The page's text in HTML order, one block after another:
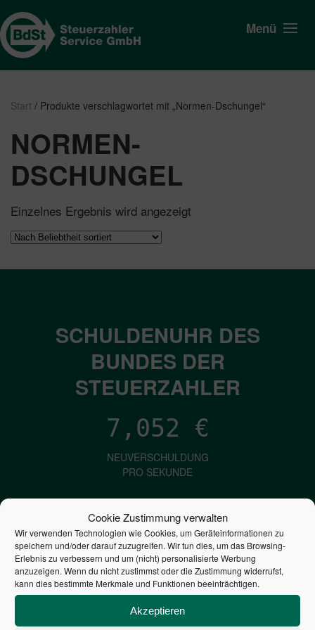
Cookie Zustimmung verwalten
Wir verwenden Technologien wie Cookies, um Geräteinformationen zu
speichern und/oder darauf zuzugreifen. Wir tun dies, um das Browsing-
Erlebnis zu verbessern und um (nicht) personalisierte Werbung
anzuzeigen. Wenn du nicht zustimmst oder die Zustimmung widerrufst,
kann dies bestimmte Merkmale und Funktionen beeinträchtigen.
Akzeptieren
Menü
Start / Produkte verschlagwortet mit „Normen-Dschungel“
NORMEN-
DSCHUNGEL
Einzelnes Ergebnis wird angezeigt
SCHULDENUHR DES
BUNDES DER
STEUERZAHLER
7,052 €
NEUVERSCHULDUNG
PRO SEKUNDE
1,601€
ZINSEN
PRO SEKUNDE